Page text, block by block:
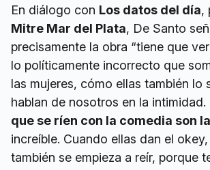
En diálogo con Los datos del día,
Mitre Mar del Plata, De Santo
precisamente la obra “tiene que
lo políticamente incorrecto que
las mujeres, cómo ellas también lo
hablan de nosotros en la intimidad.
que se ríen con la comedia son
increíble. Cuando ellas dan el
también se empieza a reír, porque